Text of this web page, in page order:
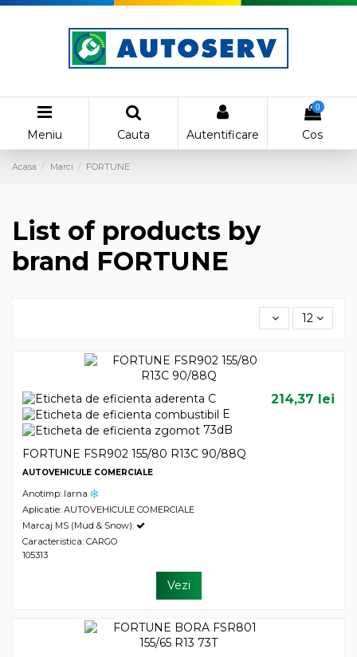
Meniu Cauta Autentificare
0
Cos
Acasa Marci FORTUNE
List of products by
brand FORTUNE
12
C
E
73dB
FORTUNE FSR902 155/80 R13C 90/88Q
AUTOVEHICULE COMERCIALE
Anotimp: Iarna
Aplicatie: AUTOVEHICULE COMERCIALE
Marcaj MS (Mud & Snow):
Caracteristica: CARGO
105313
214,37 lei
Vezi